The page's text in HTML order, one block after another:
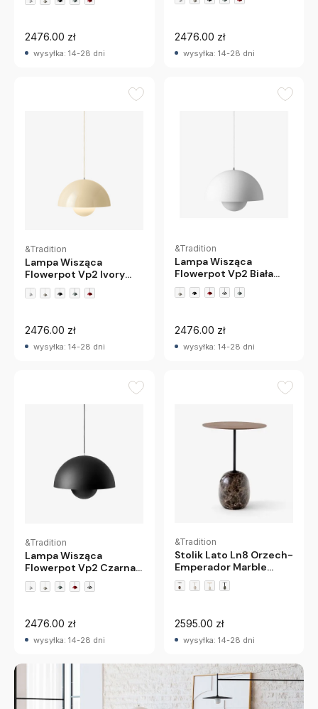
2476.00 zł
wysyłka: 14-28 dni
2476.00 zł
wysyłka: 14-28 dni
&Tradition
Lampa Wisząca
Flowerpot Vp2 Ivory
Andtradition
2476.00 zł
wysyłka: 14-28 dni
&Tradition
Lampa Wisząca
Flowerpot Vp2 Biała
Matowa Andtradition
2476.00 zł
wysyłka: 14-28 dni
&Tradition
Lampa Wisząca
Flowerpot Vp2 Czarna
Matowa Andtradition
2476.00 zł
wysyłka: 14-28 dni
&Tradition
Stolik Lato Ln8 Orzech-
Emperador Marble
Andtradition
2595.00 zł
wysyłka: 14-28 dni